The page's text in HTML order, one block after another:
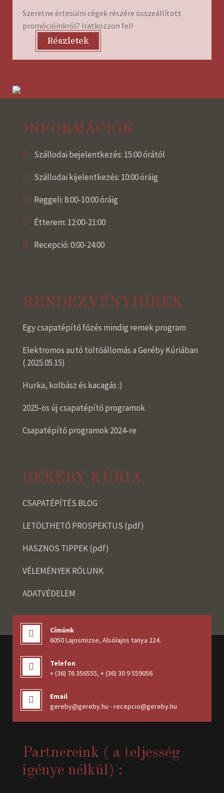
Szeretne értesülni cégek részére összeállított
promócióinkról? Iratkozzon fel!
Részletek
INFORMÁCIÓK
Szállodai bejelentkezés: 15:00 órától
Szállodai kijelentkezés: 10:00 óráig
Reggeli: 8:00-10:00 óráig
Étterem: 12:00-21:00
Recepció: 0:00-24:00
RENDEZVÉNYHÍREK
Egy csapatépítő főzés mindig remek program
Elektromos autó töltőállomás a Geréby Kúriában
( 2025.05.15)
Hurka, kolbász és kacagás :)
2025-ös új csapatépítő programok
Csapatépítő programok 2024-re
GERÉBY KÚRIA
CSAPATÉPÍTÉS BLOG
LETÖLTHETŐ PROSPEKTUS (pdf)
HASZNOS TIPPEK (pdf)
VÉLEMÉNYEK RÓLUNK
ADATVÉDELEM
Címünk
6050 Lajosmizse, Alsólajos tanya 224.
Telefon
+ (36) 76 356555, + (36) 30 9 559056
Email
gereby@gereby.hu - recepcio@gereby.hu
Partnereink ( a teljesség
igénye nélkül) :